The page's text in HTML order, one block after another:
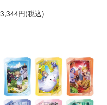
3,344円(税込)